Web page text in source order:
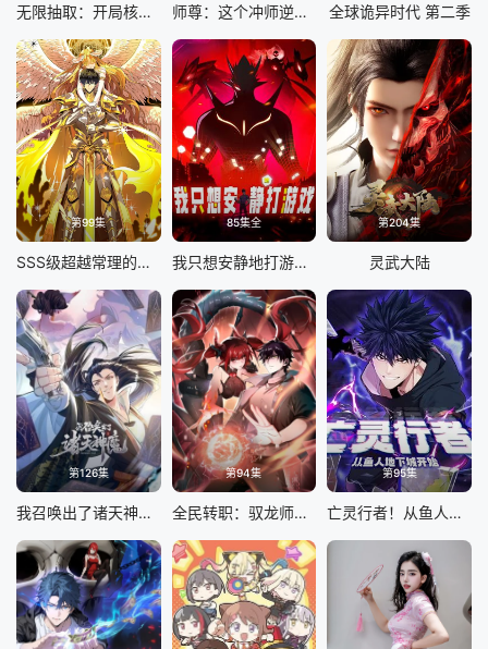
无限抽取：开局核平修仙世界 师尊：这个冲师逆徒才不是圣子 动态漫画 全球诡异时代 第二季
第99集
SSS级超越常理的圣骑士 动态漫画
85集全
我只想安静地打游戏 动态漫画
第204集
灵武大陆
第126集
我召唤出了诸天神魔 动态漫画 第一季
第94集
全民转职：驭龙师是最弱职业 动态漫画
第95集
亡灵行者！从鱼人地下城开始 动态漫画